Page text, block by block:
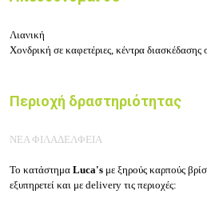
Λιανική
Χονδρική σε καφετέριες, κέντρα
Περιοχή δραστηριότητας
ΝΕΑ ΦΙΛΑΔΕΛΦΕΙΑ
Το κατάστημα Luca's με ξηρούς καρπούς
εξυπηρετεί και με delivery τις περιοχές: